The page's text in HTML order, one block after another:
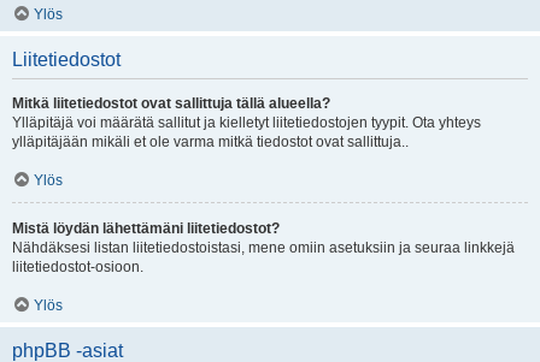
Ylös
Liitetiedostot
Mitkä liitetiedostot ovat sallittuja tällä alueella?
Ylläpitäjä voi määrätä sallitut ja kielletyt liitetiedostojen tyypit. Ota yhteys
ylläpitäjään mikäli et ole varma mitkä tiedostot ovat sallittuja..
Ylös
Mistä löydän lähettämäni liitetiedostot?
Nähdäksesi listan liitetiedostoistasi, mene omiin asetuksiin ja seuraa linkkejä
liitetiedostot-osioon.
Ylös
phpBB -asiat